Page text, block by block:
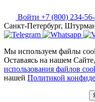
Войти +7 (800) 234-56-
Санкт-Петербург,
Мы используем файлы
Оставаясь на нашем
использования файлов
нашей Политикой